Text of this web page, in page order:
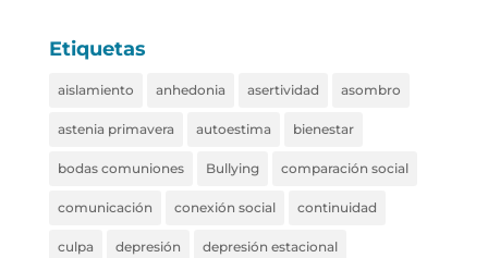
Etiquetas
aislamiento anhedonia asertividad asombro
astenia primavera autoestima bienestar
bodas comuniones Bullying comparación social
comunicación conexión social continuidad
culpa depresión depresión estacional